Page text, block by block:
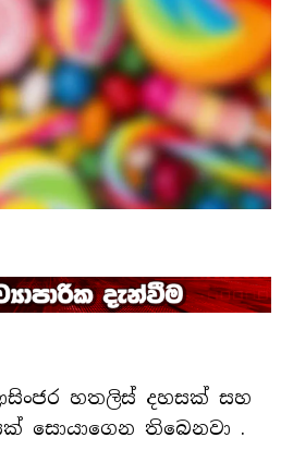
හතලිස් දහසක් සහ
සොයාගෙන තිබෙනවා .